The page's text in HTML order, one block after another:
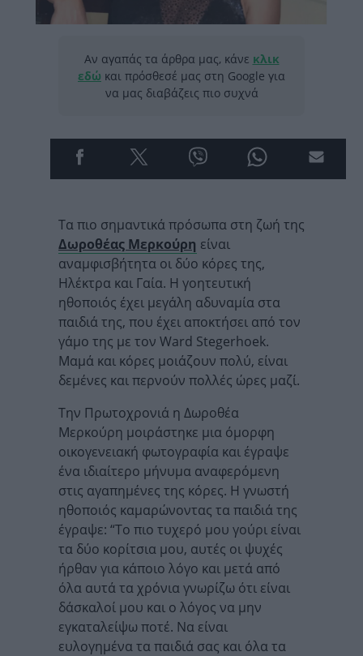
Αν αγαπάς τα άρθρα μας, κάνε κλικ
εδώ και πρόσθεσέ μας στη Google για
να μας διαβάζεις πιο συχνά
Τα πιο σημαντικά πρόσωπα στη ζωή της
Δωροθέας Μερκούρη είναι
αναμφισβήτητα οι δύο κόρες της,
Ηλέκτρα και Γαία. Η γοητευτική
ηθοποιός έχει μεγάλη αδυναμία στα
παιδιά της, που έχει αποκτήσει από τον
γάμο της με τον Ward Stegerhoek.
Μαμά και κόρες μοιάζουν πολύ, είναι
δεμένες και περνούν πολλές ώρες μαζί.
Την Πρωτοχρονιά η Δωροθέα
Μερκούρη μοιράστηκε μια όμορφη
οικογενειακή φωτογραφία και έγραψε
ένα ιδιαίτερο μήνυμα αναφερόμενη
στις αγαπημένες της κόρες. Η γνωστή
ηθοποιός καμαρώνοντας τα παιδιά της
έγραψε: “Το πιο τυχερό μου γούρι είναι
τα δύο κορίτσια μου, αυτές οι ψυχές
ήρθαν για κάποιο λόγο και μετά από
όλα αυτά τα χρόνια γνωρίζω ότι είναι
δάσκαλοί μου και ο λόγος να μην
εγκαταλείψω ποτέ. Να είναι
ευλογημένα τα παιδιά σας και όλα τα